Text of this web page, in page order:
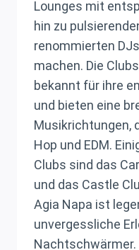
Lounges mit
hin zu
renommierten
machen. Die
bekannt für ihre
und bieten eine
Musikrichtungen,
Hop und EDM.
Clubs sind das
und das Castle
Agia Napa ist
unvergessliche
Nachtschwärmer.